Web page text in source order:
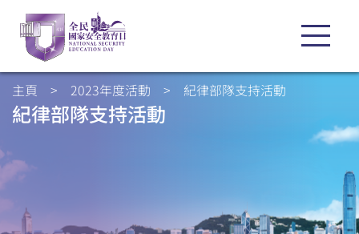
主頁 > 2023年度活動 > 紀律部隊支持活動
紀律部隊支持活動